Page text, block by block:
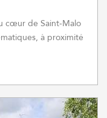
cœur de Saint-Malo
à proximité